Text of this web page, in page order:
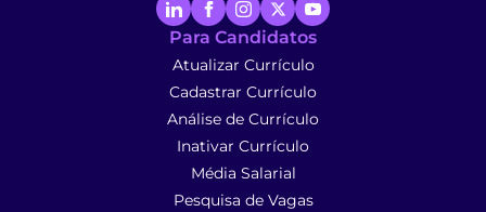
Para Candidatos
Atualizar Currículo
Cadastrar Currículo
Análise de Currículo
Inativar Currículo
Média Salarial
Pesquisa de Vagas